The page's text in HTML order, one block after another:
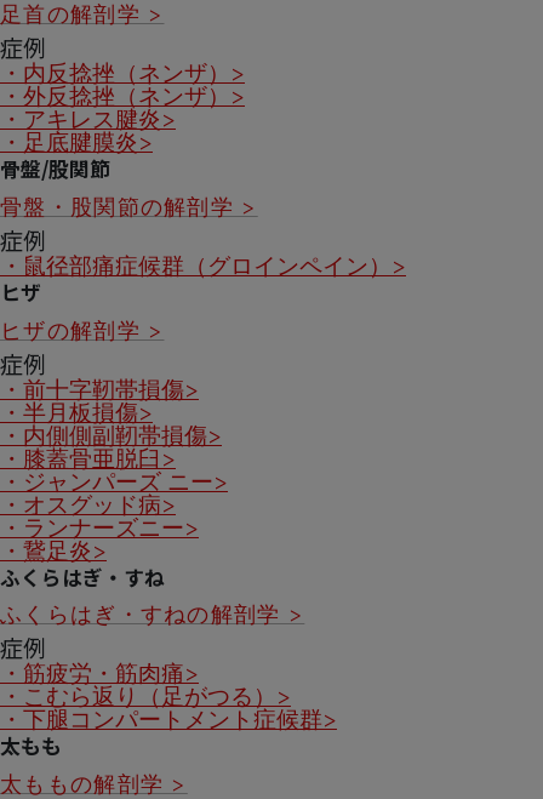
足首の解剖学 >
症例
・内反捻挫（ネンザ）>
・外反捻挫（ネンザ）>
・アキレス腱炎>
・足底腱膜炎>
骨盤/股関節
骨盤・股関節の解剖学 >
症例
・鼠径部痛症候群（グロインペイン）>
ヒザ
ヒザの解剖学 >
症例
・前十字靭帯損傷>
・半月板損傷>
・内側側副靭帯損傷>
・膝蓋骨亜脱臼>
・ジャンパーズ ニー>
・オスグッド病>
・ランナーズニー>
・鵞足炎>
ふくらはぎ・すね
ふくらはぎ・すねの解剖学 >
症例
・筋疲労・筋肉痛>
・こむら返り（足がつる）>
・下腿コンパートメント症候群>
太もも
太ももの解剖学 >